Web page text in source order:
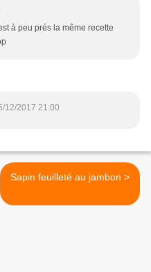
à peu prés la même recette
12/2017 21:00
Sapin feuilleté au jambon >